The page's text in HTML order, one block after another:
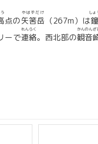
点の矢筈岳
やはずだけ
（267m）は
しょ
ーで連絡
れんらく
。西北部の観音
かんのんざ